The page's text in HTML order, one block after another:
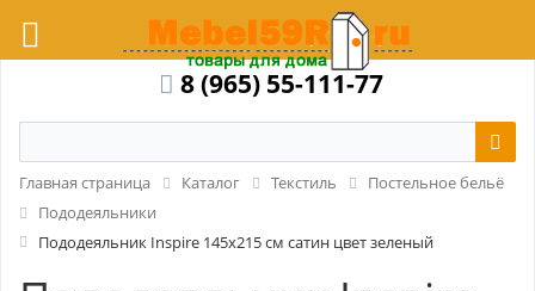
8 (965) 55-111-77
Главная страница Каталог Текстиль
Постельное бельё
Пододеяльники
Пододеяльник Inspire 145x215 см сатин цвет зеленый